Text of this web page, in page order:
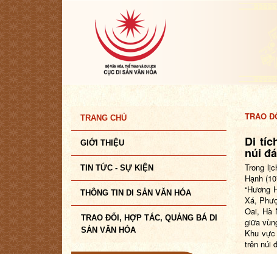
TRANG CHỦ
GIỚI THIỆU
TIN TỨC - SỰ KIỆN
THÔNG TIN DI SẢN VĂN HÓA
TRAO ĐỔI, HỢP TÁC, QUẢNG BÁ DI
SẢN VĂN HÓA
TRAO
Di
núi
Trong
Hạnh
“Hương
Xá,
Oai, Hà
giữa
Khu
trên núi